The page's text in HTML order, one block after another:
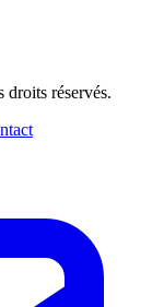
réservés.